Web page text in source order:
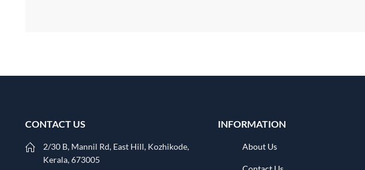
CONTACT US
2/30 B, Mannil Rd, East Hill, Kozhikode,
Kerala, 673005
INFORMATION
About Us